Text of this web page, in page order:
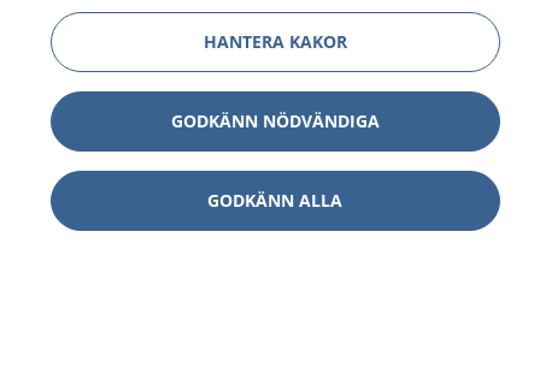
HANTERA KAKOR
GODKÄNN NÖDVÄNDIGA
GODKÄNN ALLA